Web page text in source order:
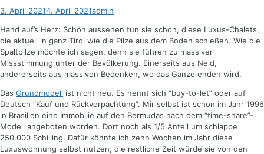
Posted
3. April 20214. April 2021Autor
admin
Hand auf’s Herz: Schön aussehen tun sie schon, diese Luxus-Chalets,
die aktuell in ganz Tirol wie die Pilze aus dem Boden schießen. Wie die
Spaltpilze möchte ich sagen, denn sie führen zu massiver
Missstimmung unter der Bevölkerung. Einerseits aus Neid,
andererseits aus massiven Bedenken, wo das Ganze enden wird.
Das Grundmodell ist nicht neu. Es nennt sich “buy-to-let” oder auf
Deutsch “Kauf und Rückverpachtung”. Mir selbst ist schon im Jahr 1996
in Brasilien eine Immobilie auf den Bermudas nach dem “time-share”-
Modell angeboten worden. Dort noch als 1/5 Anteil um schlappe
250.000 Schilling. Dafür könnte ich zehn Wochen im Jahr diese
Luxuswohnung selbst nutzen, die restliche Zeit würde sie von den